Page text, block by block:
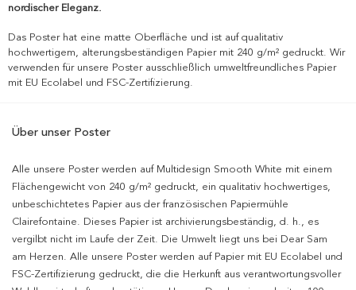
nordischer Eleganz.
Das Poster hat eine matte Oberfläche und ist auf qualitativ
hochwertigem, alterungsbeständigen Papier mit 240 g/m² gedruckt. Wir
verwenden für unsere Poster ausschließlich umweltfreundliches Papier
mit EU Ecolabel und FSC-Zertifizierung.
Über unser Poster
Alle unsere Poster werden auf Multidesign Smooth White mit einem
Flächengewicht von 240 g/m² gedruckt, ein qualitativ hochwertiges,
unbeschichtetes Papier aus der französischen Papiermühle
Clairefontaine. Dieses Papier ist archivierungsbeständig, d. h., es
vergilbt nicht im Laufe der Zeit. Die Umwelt liegt uns bei Dear Sam
am Herzen. Alle unsere Poster werden auf Papier mit EU Ecolabel und
FSC-Zertifizierung gedruckt, die die Herkunft aus verantwortungsvoller